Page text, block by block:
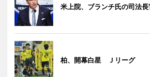
米上院、ブランチ氏の司法
柏、開幕白星 Ｊリーグ